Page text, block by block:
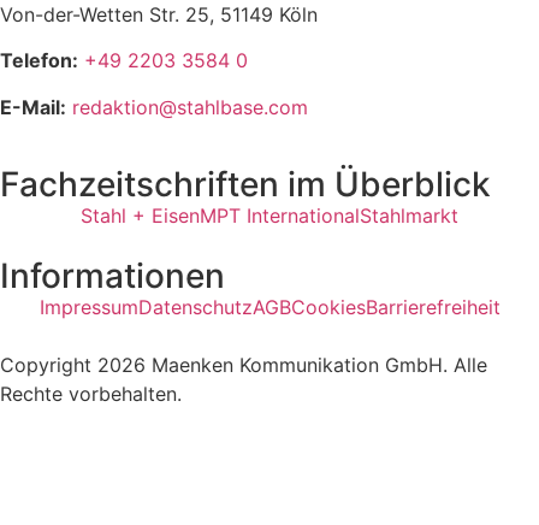
Von-der-Wetten Str. 25, 51149 Köln
Telefon: +49 2203 3584 0
E-Mail: redaktion@stahlbase.com
Fachzeitschriften im Überblick
Stahl + EisenMPT InternationalStahlmarkt
Informationen
ImpressumDatenschutzAGBCookiesBarrierefreiheit
Copyright 2026 Maenken Kommunikation GmbH. Alle
Rechte vorbehalten.